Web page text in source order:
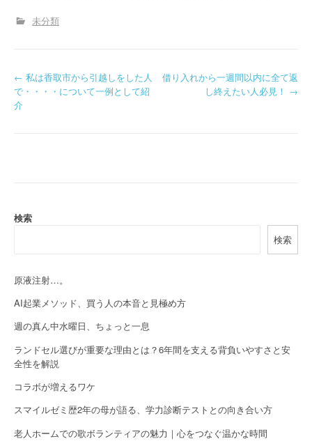
未分類
P
o
a
g
a
t
i
o
n
← 私は香取市から引越しをした人
で・・・・について一例として紹
介
借り入れから一週間以内に全て返
し終えたい人必見！ →
検索
検索
原液注射…。
AI起業メソッド、買う人の本音と見極め方
週の真ん中水曜日、ちょっと一息
ランドセル選びが重要な理由とは？6年間を支える背負いやすさと安
全性を解説
コラボが増えるワケ
スマイルゼミ歴2年の母が語る、学力診断テストとの向き合い方
老人ホームでの歌ボランティアの魅力｜心をつなぐ温かな時間